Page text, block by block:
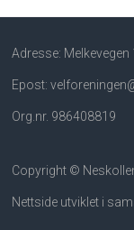
Adresse: Melkevegen
Epost:
Org.nr. 986408819
Copyright ©
Nettside utviklet i